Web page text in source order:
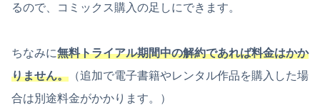
るので、コミックス購入の足しにできます。
ちなみに無料トライアル期間中の解約であれば料金はかか
りません。 （追加で電子書籍やレンタル作品を購入した場
合は別途料金がかかります。）